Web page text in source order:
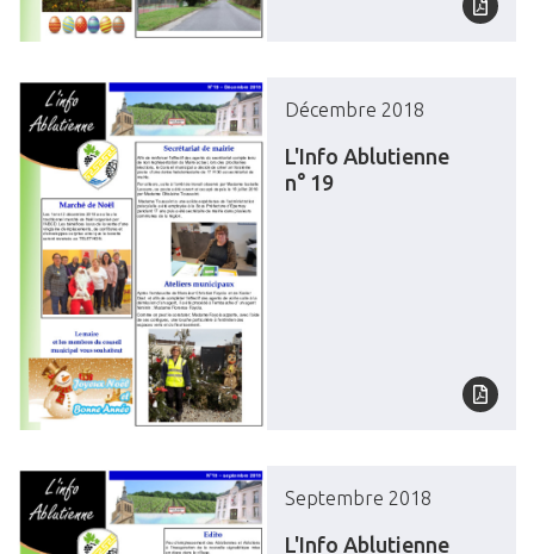
Décembre 2018
L'Info Ablutienne
n° 19
Septembre 2018
L'Info Ablutienne